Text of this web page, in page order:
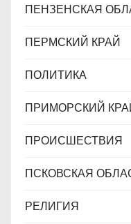
ПЕНЗЕНСКАЯ
ПЕРМСКИЙ КРАЙ
ПОЛИТИКА
ПРИМОРСКИЙ
ПРОИСШЕСТВИЯ
ПСКОВСКАЯ
РЕЛИГИЯ